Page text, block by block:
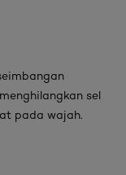
sel
pada wajah.